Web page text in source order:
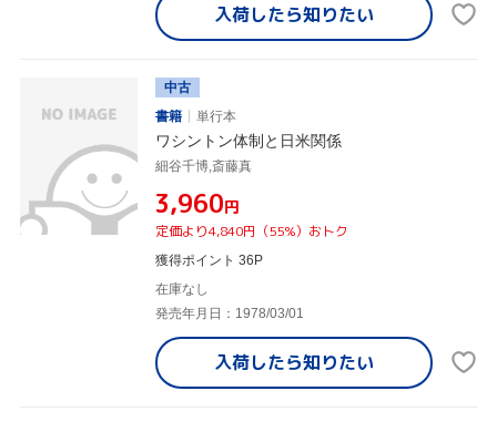
入荷したら知りたい
中古
書籍
単行本
ワシントン体制と日米関係
細谷千博,斎藤真
¥3,960円
定価より4,840円（55%）おトク
獲得ポイント 36P
在庫なし
発売年月日：1978/03/01
入荷したら知りたい